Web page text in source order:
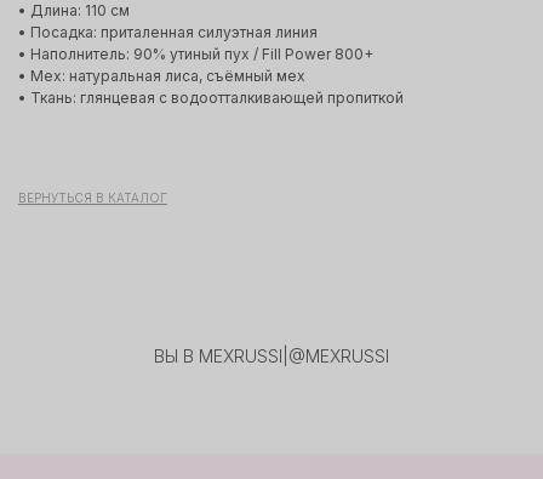
• Длина: 110 см
• Посадка: приталенная силуэтная линия
• Наполнитель: 90% утиный пух / Fill Power 800+
• Мех: натуральная лиса, съёмный мех
• Ткань: глянцевая с водоотталкивающей пропиткой
ВЕРНУТЬСЯ В КАТАЛОГ
ВЫ В MEXRUSSI @MEXRUSSI